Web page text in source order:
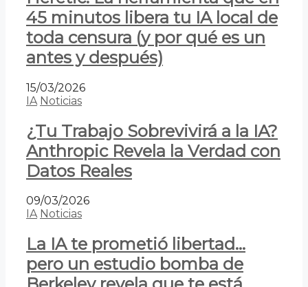
45 minutos libera tu IA local de
toda censura (y por qué es un
antes y después)
15/03/2026
IA Noticias
¿Tu Trabajo Sobrevivirá a la IA?
Anthropic Revela la Verdad con
Datos Reales
09/03/2026
IA Noticias
La IA te prometió libertad…
pero un estudio bomba de